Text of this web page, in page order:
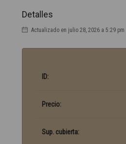
Detalles
Actualizado en julio 28, 2026 a 5:29 pm
ID:
Precio:
Sup. cubierta: